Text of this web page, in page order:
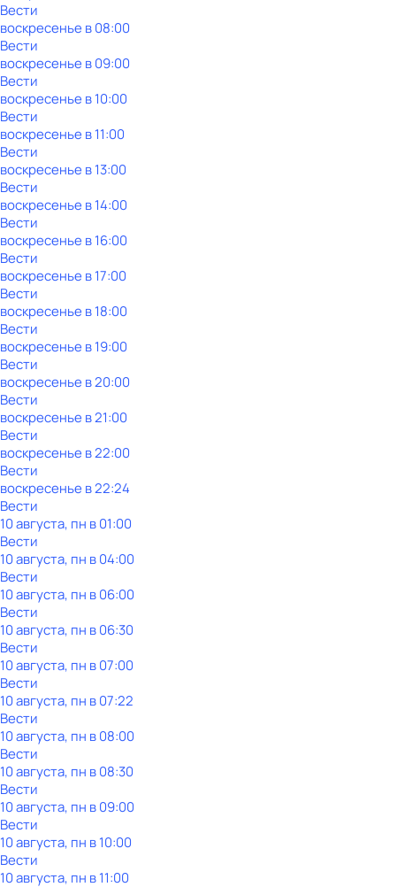
Вести
воскресенье в08:00
Вести
воскресенье в09:00
Вести
воскресенье в10:00
Вести
воскресенье в11:00
Вести
воскресенье в13:00
Вести
воскресенье в14:00
Вести
воскресенье в16:00
Вести
воскресенье в17:00
Вести
воскресенье в18:00
Вести
воскресенье в19:00
Вести
воскресенье в20:00
Вести
воскресенье в21:00
Вести
воскресенье в22:00
Вести
воскресенье в22:24
Вести
10 августа, пн в 01:00
Вести
10 августа, пн в 04:00
Вести
10 августа, пн в 06:00
Вести
10 августа, пн в 06:30
Вести
10 августа, пн в 07:00
Вести
10 августа, пн в 07:22
Вести
10 августа, пн в 08:00
Вести
10 августа, пн в 08:30
Вести
10 августа, пн в 09:00
Вести
10 августа, пн в 10:00
Вести
10 августа, пн в 11:00